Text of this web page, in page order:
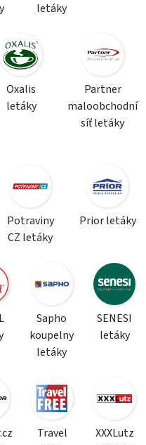
letáky
Oxalis
letáky
Partner
maloobchodní
síť letáky
Potraviny
CZ letáky
Prior letáky
Sapho
koupelny
letáky
SENESI
letáky
Travel
XXXLutz